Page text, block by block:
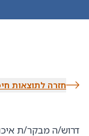
חזרה לתוצאות